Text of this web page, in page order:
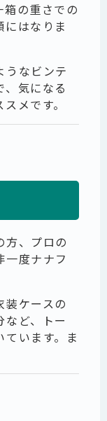
箱の重さでの
はなりま
うなビンテ
気になる
メです。
方、プロの
一度ナナフ
装ケースの
ど、トー
います。ま